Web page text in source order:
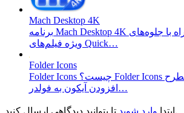
Mach Desktop 4K
برنامه Mach Desktop 4K دسکتاپ شما را همراه با جلوه‌های
ویژه فیلم‌های Quick…
Folder Icons
Folder Icons چیست؟ Folder Icons یکی از برنامه های مطرح
افزودن آیکون به فولدر…
ابتدا وارد شوید تا بتوانید دیدگاهی ارسال کنید.